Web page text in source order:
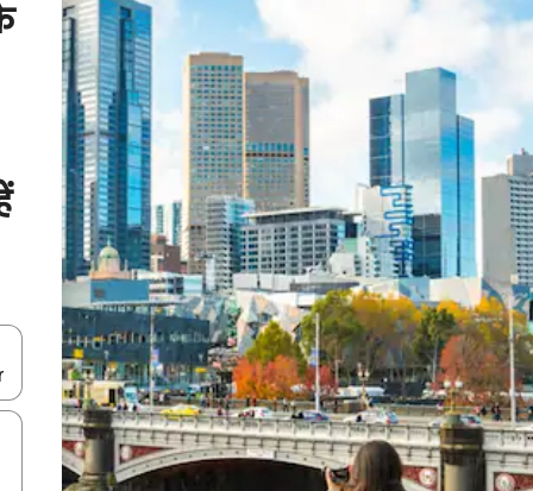
नेविगेट करें या टच या फिर स्वाइप जेस्चर का इस्तेमाल करके एक्सप्लोर करें।